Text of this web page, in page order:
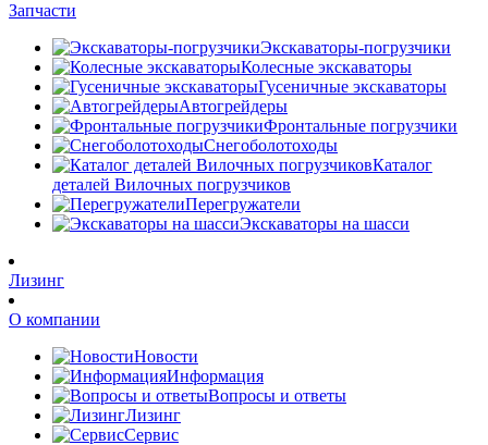
Запчасти
Экскаваторы-погрузчики
Колесные экскаваторы
Гусеничные экскаваторы
Автогрейдеры
Фронтальные погрузчики
Снегоболотоходы
Каталог
деталей Вилочных погрузчиков
Перегружатели
Экскаваторы на шасси
Лизинг
О компании
Новости
Информация
Вопросы и ответы
Лизинг
Сервис